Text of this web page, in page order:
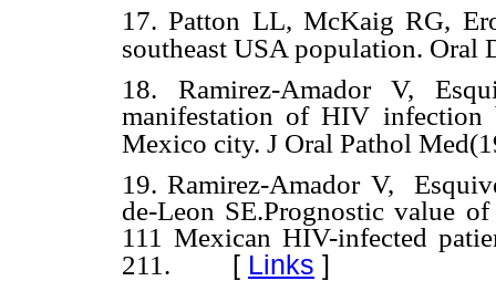
17. Patton LL, McKaig RG,
southeast USA population. Oral
18.
Ramirez-Amador V,
manifestation of HIV infection
Mexico city. J Oral Pathol
19. Ramirez-Amador V,
de-Leon SE.Prognostic value
111 Mexican HIV-infected
211. [ Links ]